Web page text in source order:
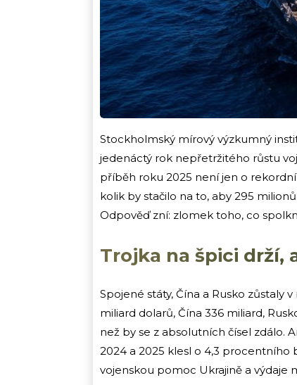
Stockholmský mírový výzkumný
jedenáctý rok nepřetržitého růstu
příběh roku 2025 není jen o
kolik by stačilo na to, aby 295
Odpověď zní: zlomek toho, co
Trojka na špici drží,
Spojené státy, Čína a Rusko zůstaly
miliard dolarů, Čína 336 miliard,
než by se z absolutních čísel zdálo.
2024 a 2025 klesl o 4,3 procentního
vojenskou pomoc Ukrajině a výdaje